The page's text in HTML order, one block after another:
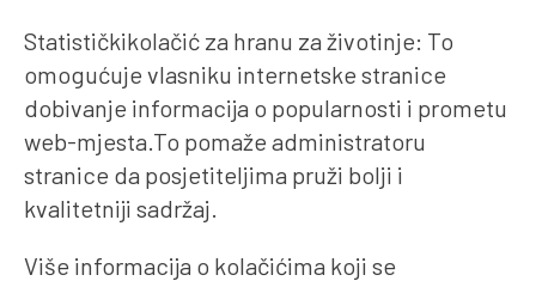
Statističkikolačić za hranu za životinje: To
omogućuje vlasniku internetske stranice
dobivanje informacija o popularnosti i prometu
web-mjesta.To pomaže administratoru
stranice da posjetiteljima pruži bolji i
kvalitetniji sadržaj.
Više informacija o kolačićima koji se